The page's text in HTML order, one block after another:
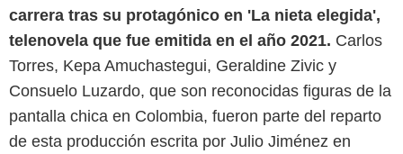
carrera tras su protagónico en 'La nieta elegida',
telenovela que fue emitida en el año 2021. Carlos
Torres, Kepa Amuchastegui, Geraldine Zivic y
Consuelo Luzardo, que son reconocidas figuras de la
pantalla chica en Colombia, fueron parte del reparto
de esta producción escrita por Julio Jiménez en
2015 Instagram